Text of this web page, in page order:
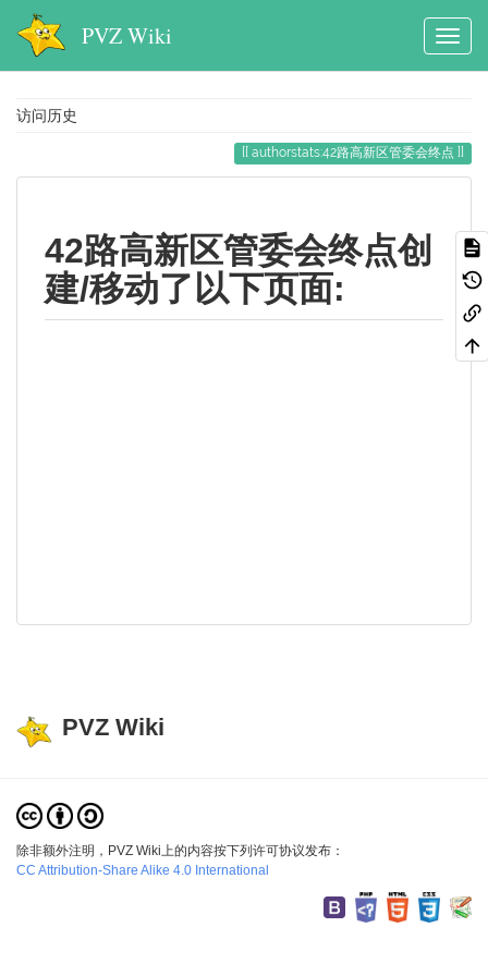
PVZ Wiki
访问历史
authorstats:42路高新区管委会终点
42路高新区管委会终点创
建/移动了以下页面:
PVZ Wiki
除非额外注明，PVZ Wiki上的内容按下列许可协议发布：
CC Attribution-Share Alike 4.0 International